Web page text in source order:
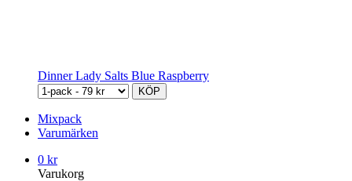
Dinner Lady Salts Blue Raspberry
KÖP
Mixpack
Varumärken
0 kr
Varukorg